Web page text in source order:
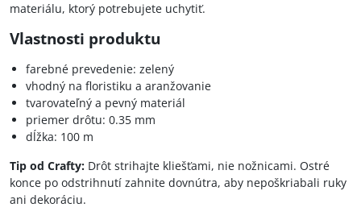
materiálu, ktorý potrebujete uchytiť.
Vlastnosti produktu
farebné prevedenie: zelený
vhodný na floristiku a aranžovanie
tvarovateľný a pevný materiál
priemer drôtu: 0.35 mm
dĺžka: 100 m
Tip od Crafty: Drôt strihajte kliešťami, nie nožnicami. Ostré
konce po odstrihnutí zahnite dovnútra, aby nepoškriabali ruky
ani dekoráciu.